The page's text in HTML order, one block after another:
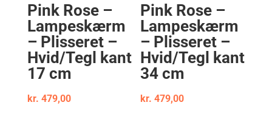
Pink Rose –
Lampeskærm
– Plisseret –
Hvid/Tegl kant
17 cm
kr. 479,00
Pink Rose –
Lampeskærm
– Plisseret –
Hvid/Tegl kant
34 cm
kr. 479,00